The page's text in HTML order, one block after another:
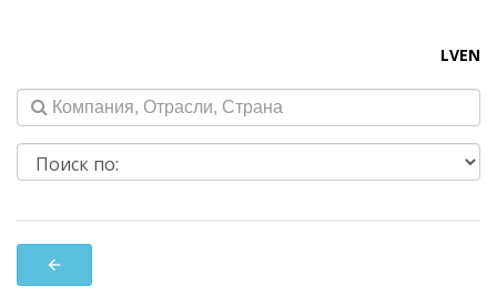
LVEN
arrow_back